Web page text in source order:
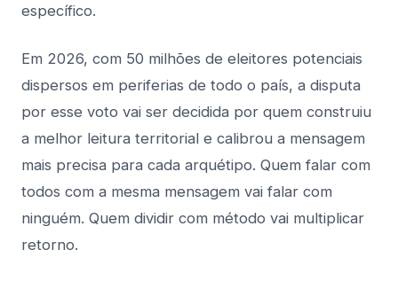
específico.
Em 2026, com 50 milhões de eleitores potenciais
dispersos em periferias de todo o país, a disputa
por esse voto vai ser decidida por quem construiu
a melhor leitura territorial e calibrou a mensagem
mais precisa para cada arquétipo. Quem falar com
todos com a mesma mensagem vai falar com
ninguém. Quem dividir com método vai multiplicar
retorno.